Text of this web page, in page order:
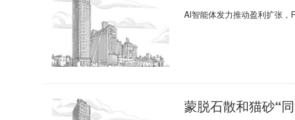
AI智能体发力推动盈利扩张
蒙脱石散和猫砂“